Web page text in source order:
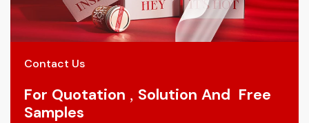
Contact Us
For Quotation , Solution And Free
Samples